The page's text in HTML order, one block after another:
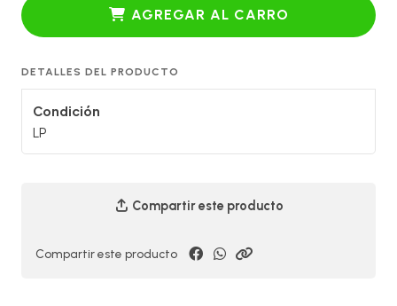
AGREGAR AL CARRO
DETALLES DEL PRODUCTO
Condición
LP
Compartir este producto
Compartir este producto